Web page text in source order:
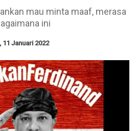
mau minta maaf, merasa
ini
11 Januari 2022